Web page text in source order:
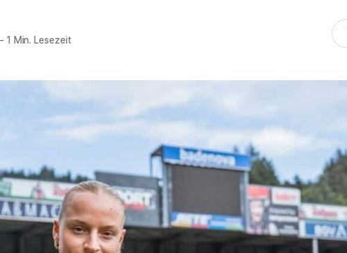
1 Min. Lesezeit